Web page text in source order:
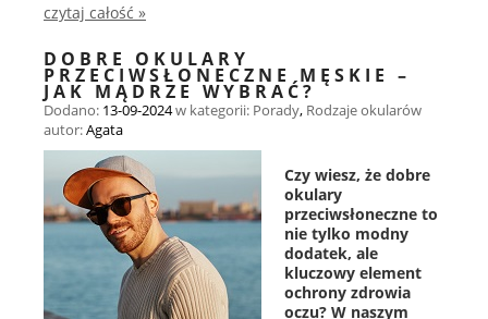
czytaj całość »
DOBRE OKULARY
PRZECIWSŁONECZNE MĘSKIE –
JAK MĄDRZE WYBRAĆ?
Dodano: 13-09-2024w kategorii: Porady, Rodzaje okularów
autor:Agata
Czy wiesz, że dobre
okulary
przeciwsłoneczne to
nie tylko modny
dodatek, ale
kluczowy element
ochrony zdrowia
oczu? W naszym